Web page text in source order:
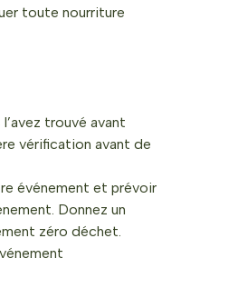
toute nourriture
trouvé avant
vérification avant de
événement et prévoir
Donnez un
zéro déchet.